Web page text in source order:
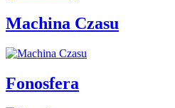
Machina Czasu
Fonosfera